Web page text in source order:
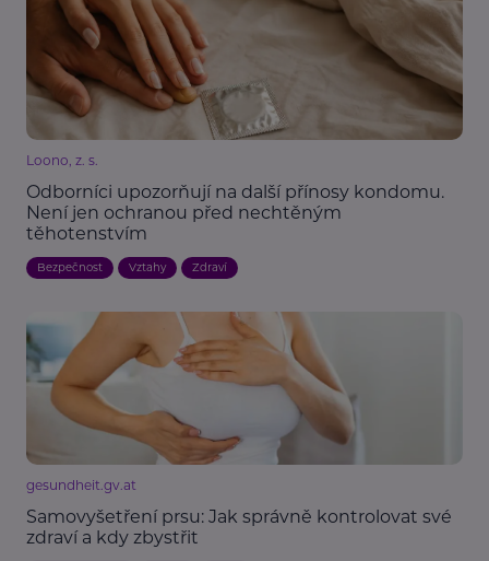
Loono, z. s.
Odborníci upozorňují na další přínosy kondomu.
Není jen ochranou před nechtěným
těhotenstvím
Bezpečnost Vztahy Zdraví
gesundheit.gv.at
Samovyšetření prsu: Jak správně kontrolovat své
zdraví a kdy zbystřit